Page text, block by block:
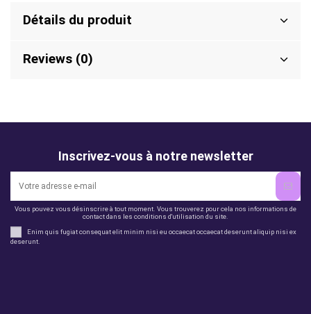
Détails du produit
Reviews (0)
Inscrivez-vous à notre newsletter
Vous pouvez vous désinscrire à tout moment. Vous trouverez pour cela nos informations de
contact dans les conditions d'utilisation du site.
Enim quis fugiat consequat elit minim nisi eu occaecat occaecat deserunt aliquip nisi ex
deserunt.